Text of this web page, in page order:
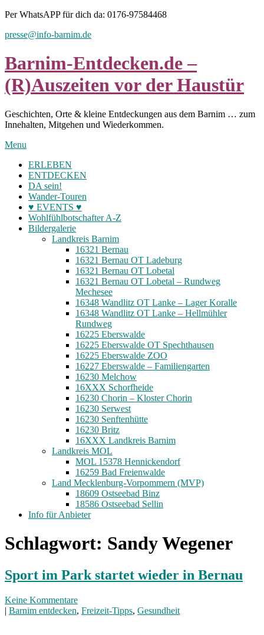
Skip
content
Per WhatsAPP für dich da: 0176-97584468
presse@info-barnim.de
Barnim-Entdecken.de –
(R)Auszeiten vor der Haustür
Geschichten, Orte & kleine Entdeckungen aus dem Barnim … zum
Innehalten, Mitgehen und Wiederkommen.
Menu
ERLEBEN
ENTDECKEN
DA sein!
Wander-Touren
♥ EVENTS ♥
Wohlfühlbotschafter A-Z
Bildergalerie
Landkreis Barnim
16321 Bernau
16321 Bernau OT Ladeburg
16321 Bernau OT Lobetal
16321 Bernau OT Lobetal – Rundweg
Mechesee
16348 Wandlitz OT Lanke – Lager Koralle
16348 Wandlitz OT Lanke – Hellmühler
Rundweg
16225 Eberswalde
16225 Eberswalde OT Spechthausen
16225 Eberswalde ZOO
16227 Eberswalde – Familiengarten
16230 Melchow
16XXX Schorfheide
16230 Chorin – Kloster Chorin
16230 Serwest
16230 Senftenhütte
16230 Britz
16XXX Landkreis Barnim
Landkreis MOL
MOL 15378 Hennickendorf
16259 Bad Freienwalde
Land Mecklenburg-Vorpommern (MVP)
18609 Ostseebad Binz
18586 Ostseebad Sellin
Info für Anbieter
Schlagwort: Sandy Wegener
Sport im Park startet wieder in Bernau
Keine Kommentare
| Barnim entdecken, Freizeit-Tipps, Gesundheit